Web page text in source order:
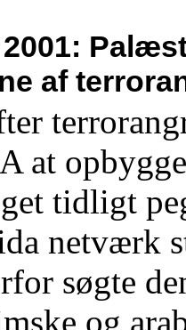
2001:
af
at
tidligt
netværk
søgte
og